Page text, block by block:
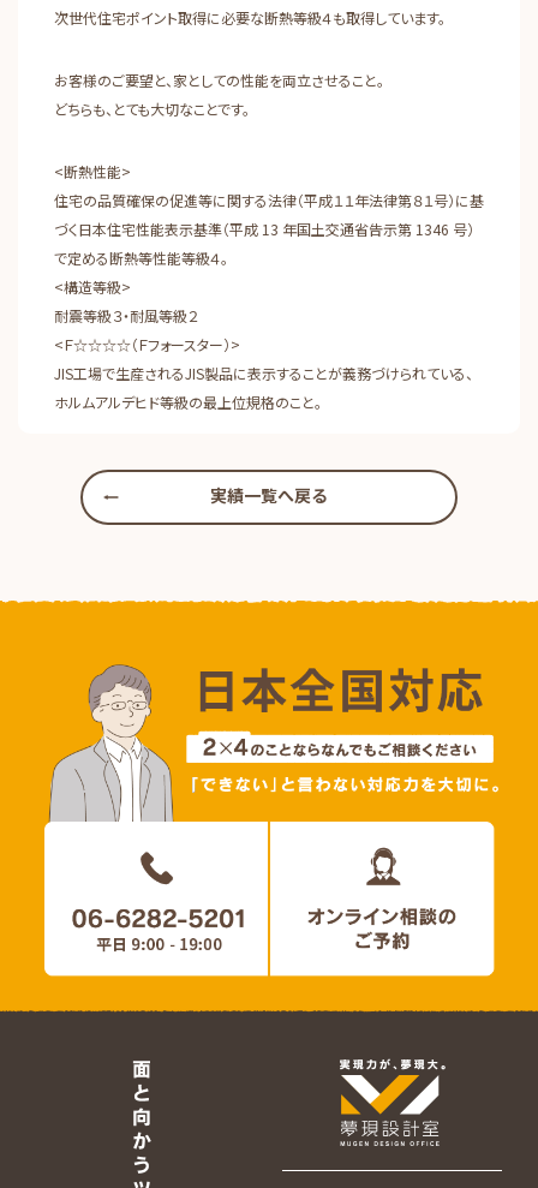
次世代住宅ポイント取得に必要な断熱等級４も取得しています。
お客様のご要望と、家としての性能を両立させること。
どちらも、とても大切なことです。
<断熱性能>
住宅の品質確保の促進等に関する法律（平成１１年法律第８１号）に基
づく日本住宅性能表示基準（平成 13 年国土交通省告示第 1346 号）
で定める断熱等性能等級４。
<構造等級>
耐震等級３・耐風等級２
<Ｆ☆☆☆☆（Ｆフォースター）>
JIS工場で生産されるJIS製品に表示することが義務づけられている、
ホルムアルデヒド等級の最上位規格のこと。
実績一覧へ戻る